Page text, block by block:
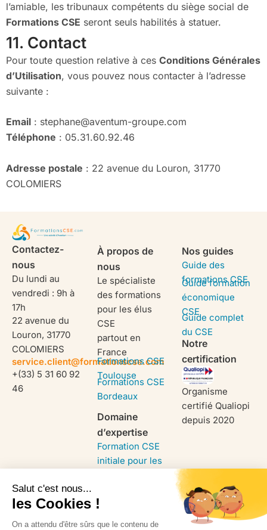
l’amiable, les tribunaux compétents du siège social de
Formations CSE seront seuls habilités à statuer.
11. Contact
Pour toute question relative à ces Conditions Générales
d’Utilisation, vous pouvez nous contacter à l’adresse
suivante :
Email : stephane@aventum-groupe.com
Téléphone : 05.31.60.92.46
Adresse postale : 22 avenue du Louron, 31770
COLOMIERS
Contactez-
nous
Du lundi au
vendredi : 9h à
17h
22 avenue du
Louron, 31770
COLOMIERS
service.client@formationscse.com
+(33) 5 31 60 92
46
À propos de
nous
Le spécialiste
des formations
pour les élus
CSE
partout en
France
Formations CSE
Toulouse
Formations CSE
Bordeaux
Domaine
d’expertise
Formation CSE
initiale pour les
Formation
Nos guides
Guide des
formations CSE
Guide formation
économique
CSE
Guide complet
du CSE
Notre
certification
Organisme
certifié Qualiopi
depuis 2020